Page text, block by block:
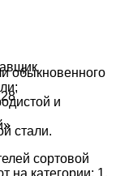
обыкновенного
и
стали.
сортовой